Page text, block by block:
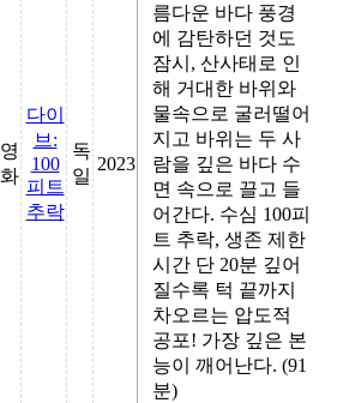
영
화
다이
브:
100
피트
추락
독
일
2023
름다운 바다 풍경
에 감탄하던 것도
잠시, 산사태로 인
해 거대한 바위와
물속으로 굴러떨어
지고 바위는 두 사
람을 깊은 바다 수
면 속으로 끌고 들
어간다. 수심 100피
트 추락, 생존 제한
시간 단 20분 깊어
질수록 턱 끝까지
차오르는 압도적
공포! 가장 깊은 본
능이 깨어난다. (91
분)